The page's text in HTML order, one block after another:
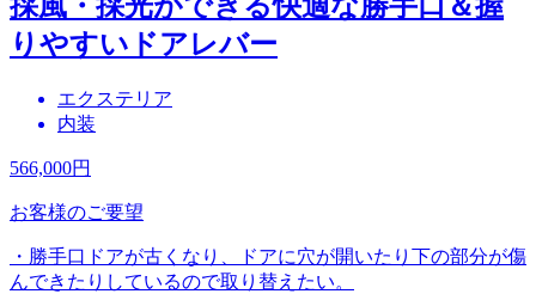
採風・採光ができる快適な勝手口＆握
りやすいドアレバー
エクステリア
内装
566,000円
お客様のご要望
・勝手口ドアが古くなり、ドアに穴が開いたり下の部分が傷
んできたりしているので取り替えたい。